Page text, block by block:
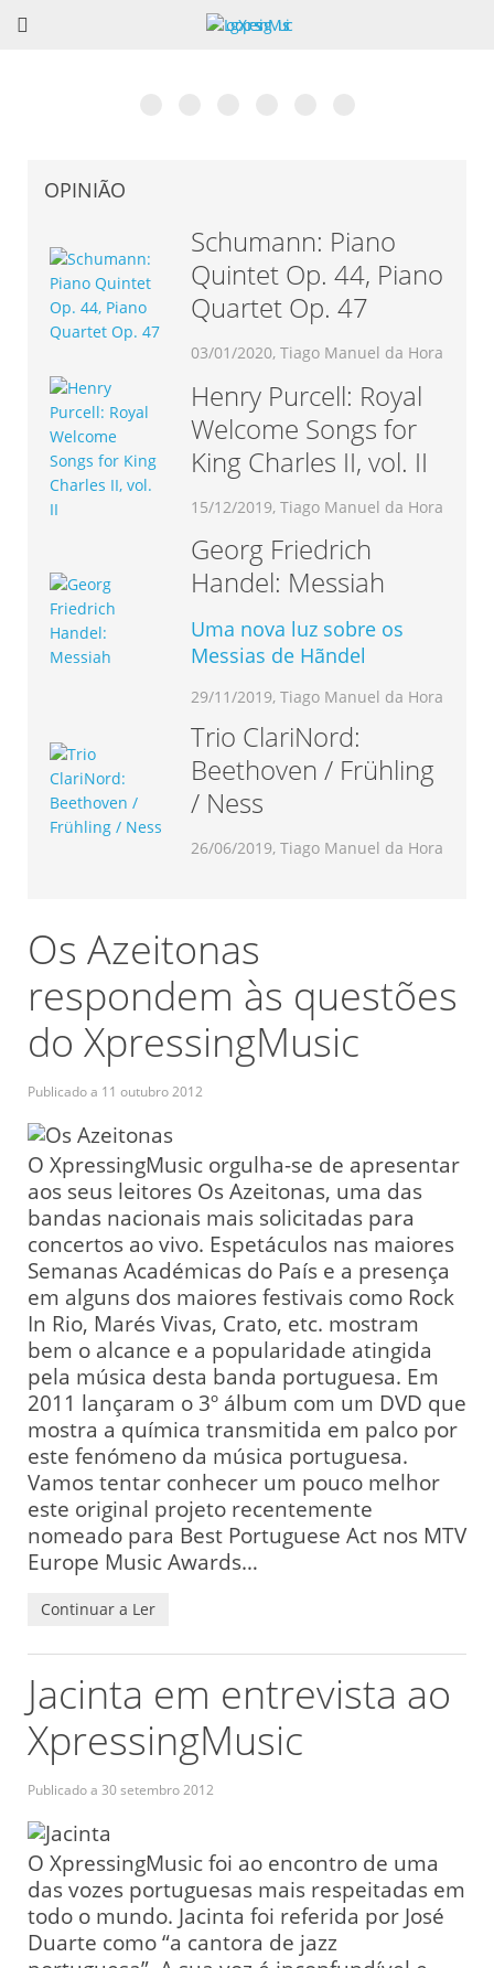
OPINIÃO
Schumann: Piano
Quintet Op. 44, Piano
Quartet Op. 47
03/01/2020, Tiago Manuel da Hora
Henry Purcell: Royal
Welcome Songs for
King Charles II, vol. II
15/12/2019, Tiago Manuel da Hora
Georg Friedrich
Handel: Messiah
Uma nova luz sobre os
Messias de Hãndel
29/11/2019, Tiago Manuel da Hora
Trio ClariNord:
Beethoven / Frühling
/ Ness
26/06/2019, Tiago Manuel da Hora
Os Azeitonas
respondem às questões
do XpressingMusic
Publicado a 11 outubro 2012
O XpressingMusic orgulha-se de apresentar
aos seus leitores Os Azeitonas, uma das
bandas nacionais mais solicitadas para
concertos ao vivo. Espetáculos nas maiores
Semanas Académicas do País e a presença
em alguns dos maiores festivais como Rock
In Rio, Marés Vivas, Crato, etc. mostram
bem o alcance e a popularidade atingida
pela música desta banda portuguesa. Em
2011 lançaram o 3º álbum com um DVD que
mostra a química transmitida em palco por
este fenómeno da música portuguesa.
Vamos tentar conhecer um pouco melhor
este original projeto recentemente
nomeado para Best Portuguese Act nos MTV
Europe Music Awards…
Continuar a Ler
Jacinta em entrevista ao
XpressingMusic
Publicado a 30 setembro 2012
O XpressingMusic foi ao encontro de uma
das vozes portuguesas mais respeitadas em
todo o mundo. Jacinta foi referida por José
Duarte como “a cantora de jazz